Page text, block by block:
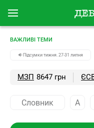
ВАЖЛИВІ ТЕМИ
🔉Підсумки тижня. 27-31 липня
МЗП 8647 грн
Словник А